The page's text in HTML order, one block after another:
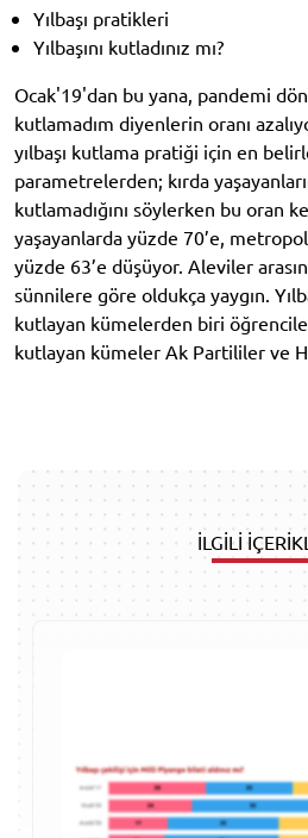
Yılbaşı pratikleri
Yılbaşını kutladınız mı?
Ocak'19'dan bu yana, pandemi
kutlamadım diyenlerin oranı
yılbaşı kutlama pratiği için en
parametrelerden; kırda
kutlamadığını söylerken bu oran
yaşayanlarda yüzde 70’e,
yüzde 63’e düşüyor. Aleviler
sünnilere göre oldukça yaygın.
kutlayan kümelerden biri
kutlayan kümeler Ak Partililer ve
İLGİLİ